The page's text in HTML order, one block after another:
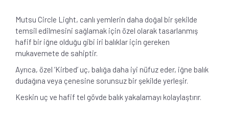
Mutsu Circle Light, canlı yemlerin daha doğal bir şekilde
temsil edilmesini sağlamak için özel olarak tasarlanmış
hafif bir iğne olduğu gibi iri balıklar için gereken
mukavemete de sahiptir.
Ayrıca, özel ‘Kirbed’ uç, balığa daha iyi nüfuz eder, iğne balık
dudağına veya çenesine sorunsuz bir şekilde yerleşir.
Keskin uç ve hafif tel gövde balık yakalamayı kolaylaştırır.